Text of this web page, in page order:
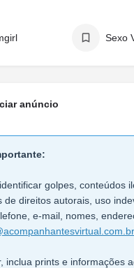
Sexo
anúncio
golpes, conteúdos
de direitos autorais, uso
e-mail, nomes,
inclua prints e informações